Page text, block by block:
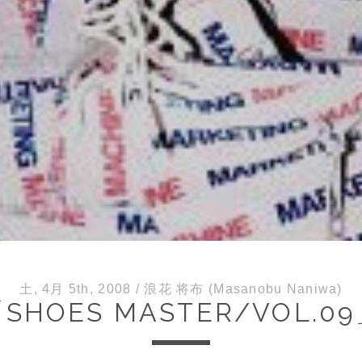
土, 4月 5th, 2008 /浪花 将布 (Masanobu Naniwa)
SHOES MASTER/VOL.09